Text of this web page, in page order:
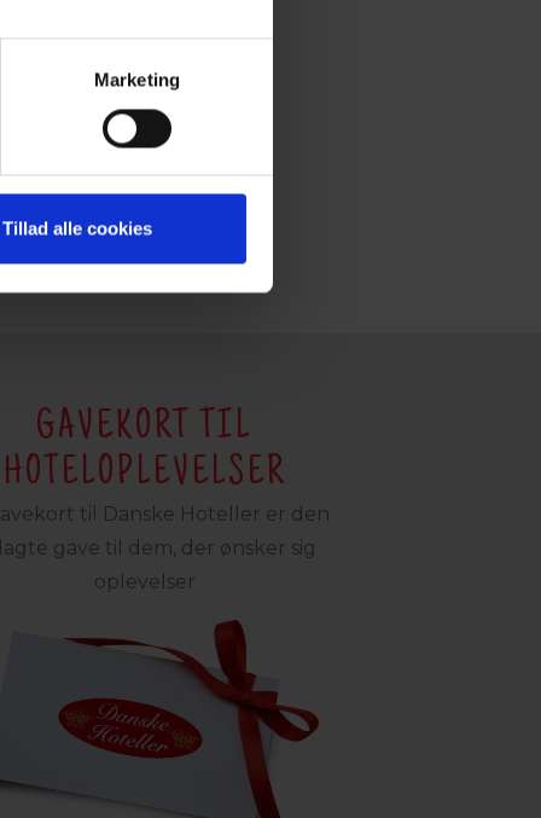
Marketing
Tillad alle cookies
GAVEKORT TIL
HOTELOPLEVELSER
til Danske Hoteller er den
gave til dem, der ønsker sig
oplevelser